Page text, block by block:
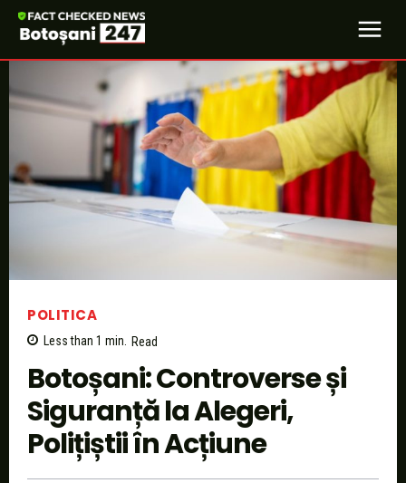
POLITICA
Less than 1 min. Read
Botoșani: Controverse și
Siguranță la Alegeri,
Polițiștii în Acțiune